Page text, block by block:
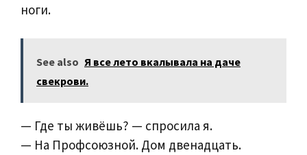
ноги.
See also Я все лето вкалывала на даче
свекрови.
— Где ты живёшь? — спросила я.
— На Профсоюзной. Дом двенадцать.